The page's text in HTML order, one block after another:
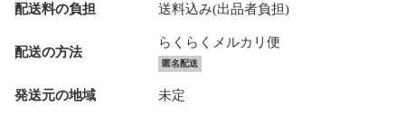
配送料の負担 送料込み(出品者負担)
配送の方法
らくらくメルカリ便
匿名配送
発送元の地域 未定